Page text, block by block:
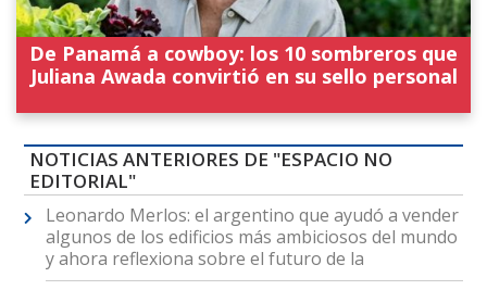
De Panamá a cowboy: los 10 sombreros que
Juliana Awada convirtió en su sello personal
NOTICIAS ANTERIORES DE "ESPACIO NO
EDITORIAL"
Leonardo Merlos: el argentino que ayudó a vender
algunos de los edificios más ambiciosos del mundo
y ahora reflexiona sobre el futuro de la